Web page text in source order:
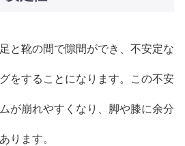
と靴の間で隙間ができ、不安定な
をすることになります。この不安
が崩れやすくなり、脚や膝に余分
ります。